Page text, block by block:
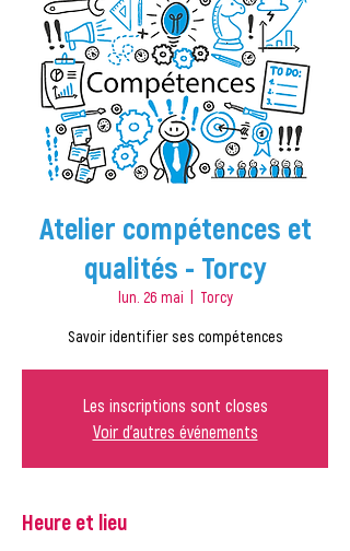
Atelier compétences et
qualités - Torcy
lun. 26 mai Torcy
Savoir identifier ses compétences
Les inscriptions sont closes
Voir d'autres événements
Heure et lieu